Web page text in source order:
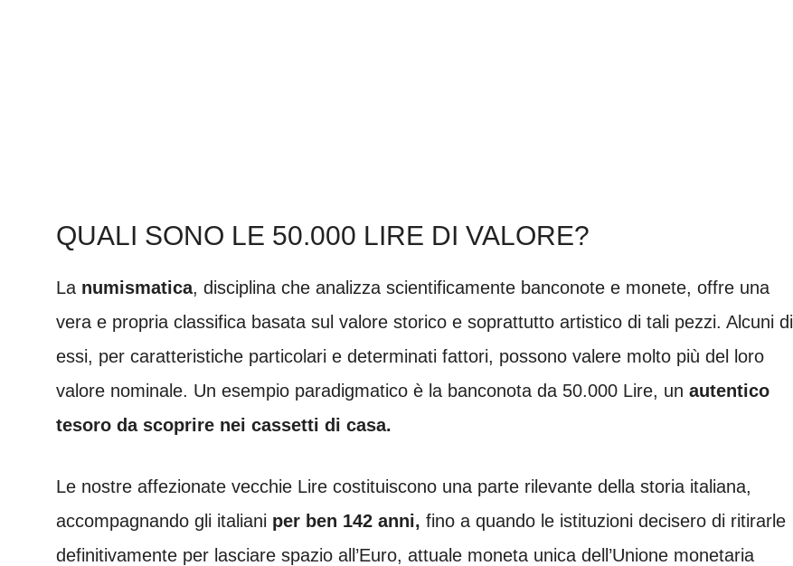
QUALI SONO LE 50.000 LIRE DI VALORE?
La numismatica, disciplina che analizza scientificamente banconote e monete, offre una
vera e propria classifica basata sul valore storico e soprattutto artistico di tali pezzi. Alcuni di
essi, per caratteristiche particolari e determinati fattori, possono valere molto più del loro
valore nominale. Un esempio paradigmatico è la banconota da 50.000 Lire, un autentico
tesoro da scoprire nei cassetti di casa.
Le nostre affezionate vecchie Lire costituiscono una parte rilevante della storia italiana,
accompagnando gli italiani per ben 142 anni, fino a quando le istituzioni decisero di ritirarle
definitivamente per lasciare spazio all’Euro, attuale moneta unica dell’Unione monetaria